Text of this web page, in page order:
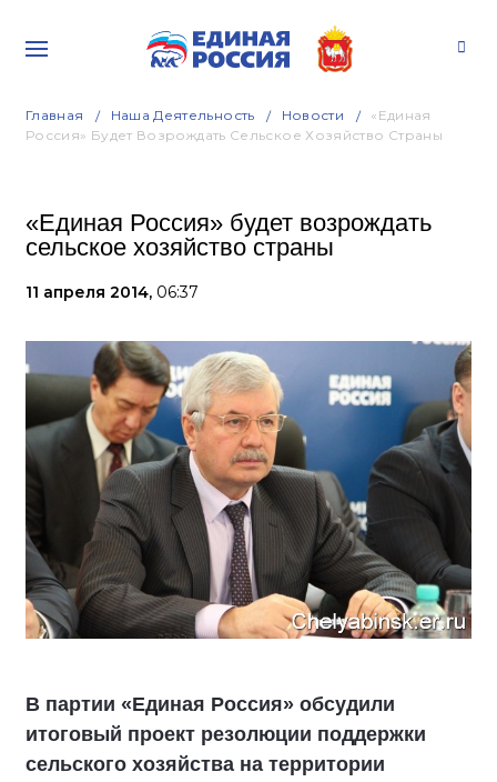
Главная Наша Деятельность Новости
«Единая
Россия» Будет Возрождать Сельское Хозяйство Страны
«Единая Россия» будет возрождать
сельское хозяйство страны
11 апреля 2014, 06:37
В партии «Единая Россия» обсудили
итоговый проект резолюции поддержки
сельского хозяйства на территории